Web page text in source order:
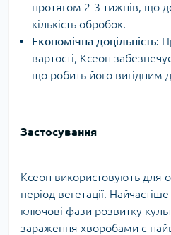
протягом 2-3 тижнів, що
кількість обробок.
Економічна доцільність:
вартості, Ксеон
що робить його вигідним
Застосування
Ксеон використовують для
період вегетації.
ключові фази розвитку
зараження хворобами є